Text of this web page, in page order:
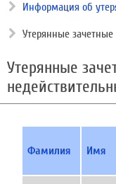
Информация об
Утерянные
Утерянные
Фамилия Имя